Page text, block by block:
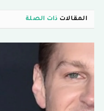
المقالات ذات الصلة